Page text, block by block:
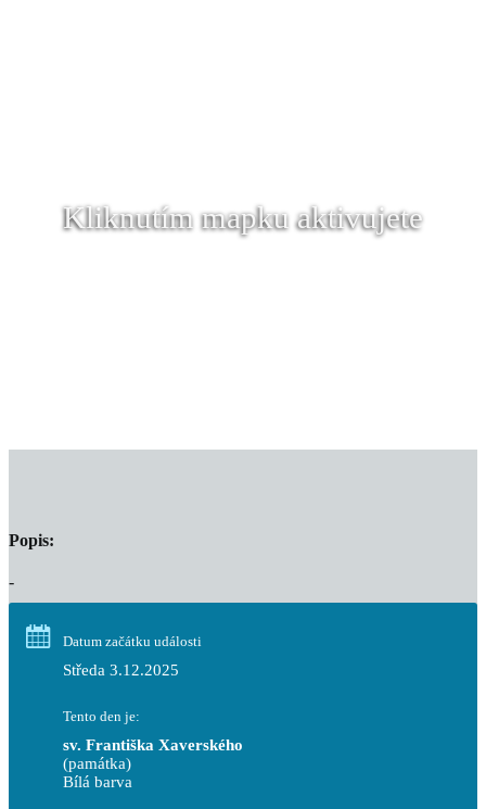
Kliknutím mapku aktivujete
Popis:
-
Datum začátku události
Středa 3.12.2025
Tento den je:
sv. Františka Xaverského
(památka)
Bílá barva